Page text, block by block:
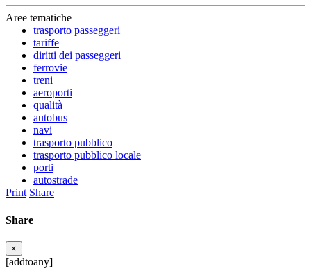
Aree tematiche
trasporto passeggeri
tariffe
diritti dei passeggeri
ferrovie
treni
aeroporti
qualità
autobus
navi
trasporto pubblico
trasporto pubblico locale
porti
autostrade
Print Share
Share
×
[addtoany]